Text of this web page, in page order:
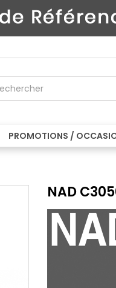
PROMOTIONS /
NAD